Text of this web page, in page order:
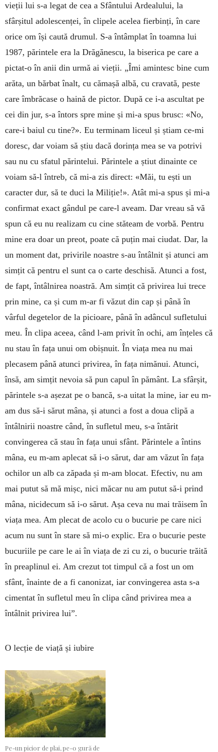
vieții lui s-a legat de cea a Sfântului Ardealului, la
sfârșitul adolescenței, în clipele acelea fierbinți, în care
orice om își caută drumul. S-a întâmplat în toamna lui
1987, părintele era la Drăgănescu, la biserica pe care a
pictat-o în anii din urmă ai vieții. „Îmi amintesc bine cum
arăta, un bărbat înalt, cu cămașă albă, cu cravată, peste
care îmbrăcase o haină de pictor. După ce i-a ascultat pe
cei din jur, s-a întors spre mine și mi-a spus brusc: «No,
care-i baiul cu tine?». Eu terminam liceul și știam ce-mi
doresc, dar voiam să știu dacă dorința mea se va potrivi
sau nu cu sfatul părintelui. Părintele a știut dinainte ce
voiam să-l întreb, că mi-a zis direct: «Măi, tu ești un
caracter dur, să te duci la Miliție!». Atât mi-a spus și mi-a
confirmat exact gândul pe care-l aveam. Dar vreau să vă
spun că eu nu realizam cu cine stăteam de vorbă. Pentru
mine era doar un preot, poate că puțin mai ciudat. Dar, la
un moment dat, privirile noastre s-au întâlnit și atunci am
simțit că pentru el sunt ca o carte deschisă. Atunci a fost,
de fapt, întâlnirea noastră. Am simțit că privirea lui trece
prin mine, ca și cum m-ar fi văzut din cap și până în
vârful degetelor de la picioare, până în adâncul sufletului
meu. În clipa aceea, când l-am privit în ochi, am înțeles că
nu stau în fața unui om obișnuit. În viața mea nu mai
plecasem până atunci privirea, în fața nimănui. Atunci,
însă, am simțit nevoia să pun capul în pământ. La sfârșit,
părintele s-a așezat pe o bancă, s-a uitat la mine, iar eu m-
am dus să-i sărut mâna, și atunci a fost a doua clipă a
întâlnirii noastre când, în sufletul meu, s-a întărit
convingerea că stau în fața unui sfânt. Părintele a întins
mâna, eu m-am aplecat să i-o sărut, dar am văzut în fața
ochilor un alb ca zăpada și m-am blocat. Efectiv, nu am
mai putut să mă mișc, nici măcar nu am putut să-i prind
mâna, nicidecum să i-o sărut. Așa ceva nu mai trăisem în
viața mea. Am plecat de acolo cu o bucurie pe care nici
acum nu sunt în stare să mi-o explic. Era o bucurie peste
bucuriile pe care le ai în viața de zi cu zi, o bucurie trăită
în preaplinul ei. Am crezut tot timpul că a fost un om
sfânt, înainte de a fi canonizat, iar convingerea asta s-a
cimentat în sufletul meu în clipa când privirea mea a
întâlnit privirea lui”.
O lecție de viață și iubire
Pe-un picior de plai, pe-o gură de